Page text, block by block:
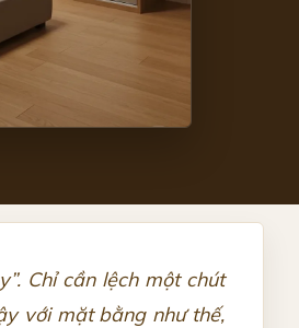
Chỉ cần lệch một chút
với mặt bằng như thế,